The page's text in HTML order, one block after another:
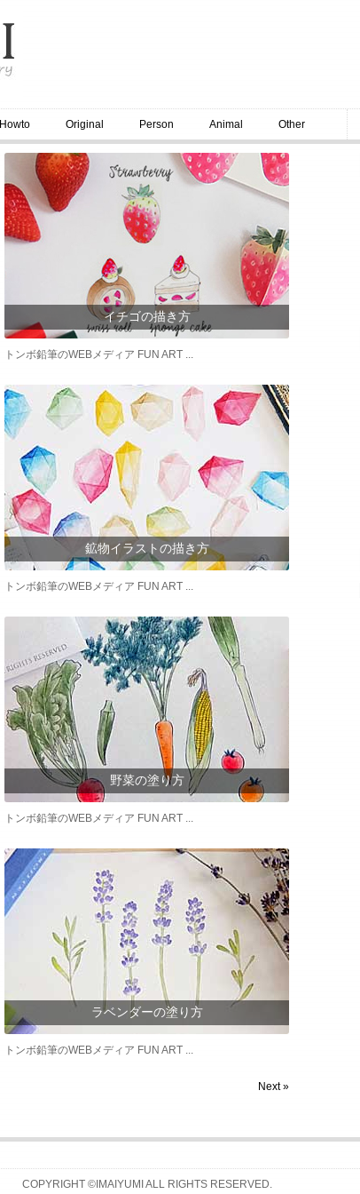
Howto Original Person Animal Other
イチゴの描き方
トンボ鉛筆のWEBメディア FUN ART ...
鉱物イラストの描き方
トンボ鉛筆のWEBメディア FUN ART ...
野菜の塗り方
トンボ鉛筆のWEBメディア FUN ART ...
ラベンダーの塗り方
トンボ鉛筆のWEBメディア FUN ART ...
Next »
COPYRIGHT ©IMAIYUMI ALL RIGHTS RESERVED.